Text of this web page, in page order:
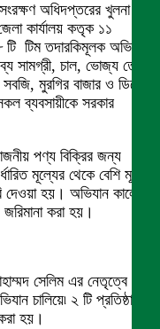
অধিদপ্তরের খুলনা
কার্যালয় কতৃক ১১
টিম তদারকিমূলক অভিযান
সামগ্রী, চাল, ভোজ্য তেল,
মুরগির বাজার ও ডিমের
ব্যবসায়ীকে সরকার
পণ্য বিক্রির জন্য
মূল্যের থেকে বেশি মূল্য
হয়। অভিযান কালে
করা হয়।
সেলিম এর নেতৃত্বে
চালিয়ে৷ ২ টি প্রতিষ্ঠান-
হয়।